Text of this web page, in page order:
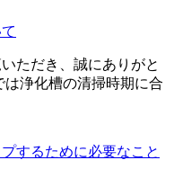
ただき、誠にありがと
は浄化槽の清掃時期に合
するために必要なこと